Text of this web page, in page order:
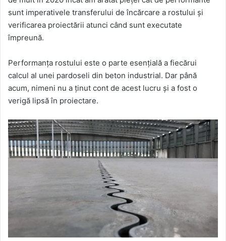
sunt imperativele transferului de încărcare a rostului și
verificarea proiectării atunci când sunt executate
împreună.
Performanța rostului este o parte esențială a fiecărui
calcul al unei pardoseli din beton industrial. Dar până
acum, nimeni nu a ținut cont de acest lucru și a fost o
verigă lipsă în proiectare.